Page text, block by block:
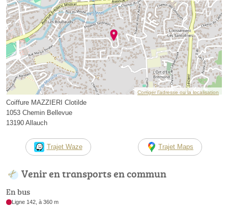
Corriger l’adresse ou la localisation
Coiffure MAZZIERI Clotilde
1053 Chemin Bellevue
13190 Allauch
Trajet Waze Trajet Maps
Venir en transports en commun
En bus
Ligne 142, à 360 m